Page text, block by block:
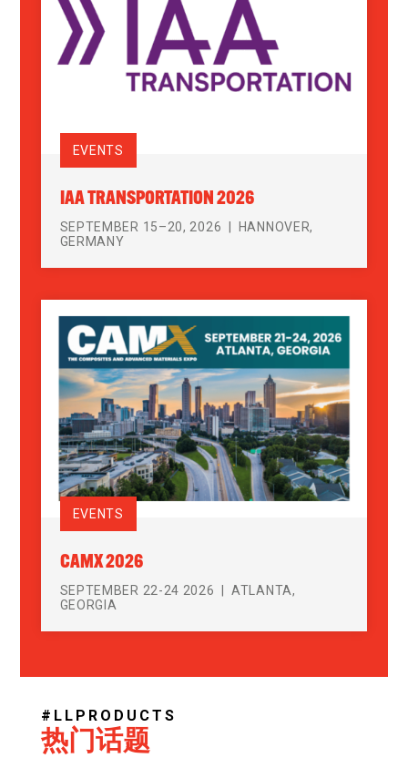
EVENTS
IAA TRANSPORTATION 2026
SEPTEMBER 15–20, 2026
HANNOVER,
GERMANY
EVENTS
CAMX 2026
SEPTEMBER 22-24 2026
ATLANTA,
GEORGIA
#LLPRODUCTS
热门话题